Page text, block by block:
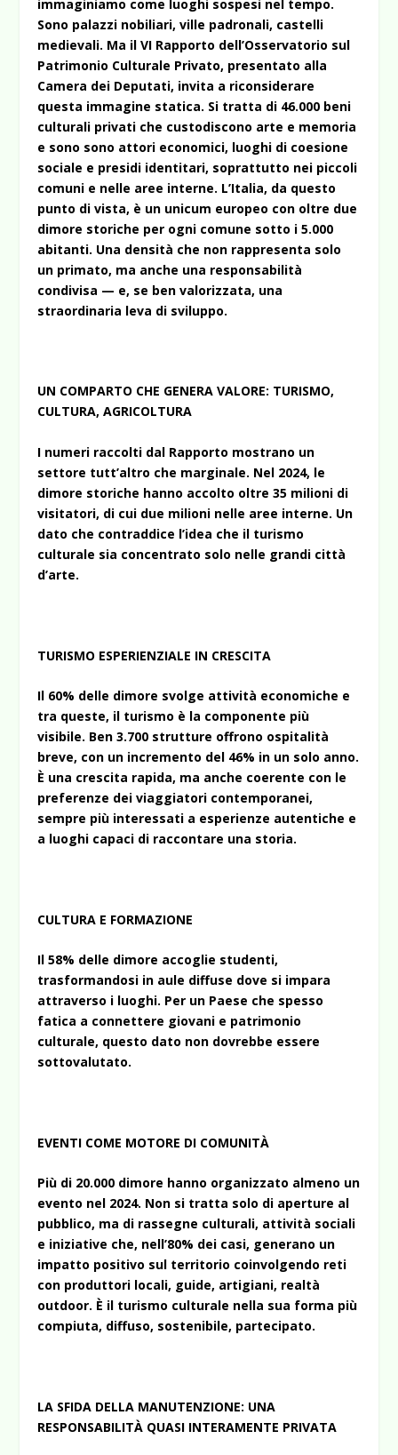
immaginiamo come luoghi sospesi nel tempo.
Sono palazzi nobiliari, ville padronali, castelli
medievali. Ma il VI Rapporto dell’Osservatorio sul
Patrimonio Culturale Privato, presentato alla
Camera dei Deputati, invita a riconsiderare
questa immagine statica. Si tratta di 46.000 beni
culturali privati che custodiscono arte e memoria
e sono sono attori economici, luoghi di coesione
sociale e presidi identitari, soprattutto nei piccoli
comuni e nelle aree interne. L’Italia, da questo
punto di vista, è un unicum europeo con oltre due
dimore storiche per ogni comune sotto i 5.000
abitanti. Una densità che non rappresenta solo
un primato, ma anche una responsabilità
condivisa — e, se ben valorizzata, una
straordinaria leva di sviluppo.
UN COMPARTO CHE GENERA VALORE: TURISMO,
CULTURA, AGRICOLTURA
I numeri raccolti dal Rapporto mostrano un
settore tutt’altro che marginale. Nel 2024, le
dimore storiche hanno accolto oltre 35 milioni di
visitatori, di cui due milioni nelle aree interne. Un
dato che contraddice l’idea che il turismo
culturale sia concentrato solo nelle grandi città
d’arte.
TURISMO ESPERIENZIALE IN CRESCITA
Il 60% delle dimore svolge attività economiche e
tra queste, il turismo è la componente più
visibile. Ben 3.700 strutture offrono ospitalità
breve, con un incremento del 46% in un solo anno.
È una crescita rapida, ma anche coerente con le
preferenze dei viaggiatori contemporanei,
sempre più interessati a esperienze autentiche e
a luoghi capaci di raccontare una storia.
CULTURA E FORMAZIONE
Il 58% delle dimore accoglie studenti,
trasformandosi in aule diffuse dove si impara
attraverso i luoghi. Per un Paese che spesso
fatica a connettere giovani e patrimonio
culturale, questo dato non dovrebbe essere
sottovalutato.
EVENTI COME MOTORE DI COMUNITÀ
Più di 20.000 dimore hanno organizzato almeno un
evento nel 2024. Non si tratta solo di aperture al
pubblico, ma di rassegne culturali, attività sociali
e iniziative che, nell’80% dei casi, generano un
impatto positivo sul territorio coinvolgendo reti
con produttori locali, guide, artigiani, realtà
outdoor. È il turismo culturale nella sua forma più
compiuta, diffuso, sostenibile, partecipato.
LA SFIDA DELLA MANUTENZIONE: UNA
RESPONSABILITÀ QUASI INTERAMENTE PRIVATA